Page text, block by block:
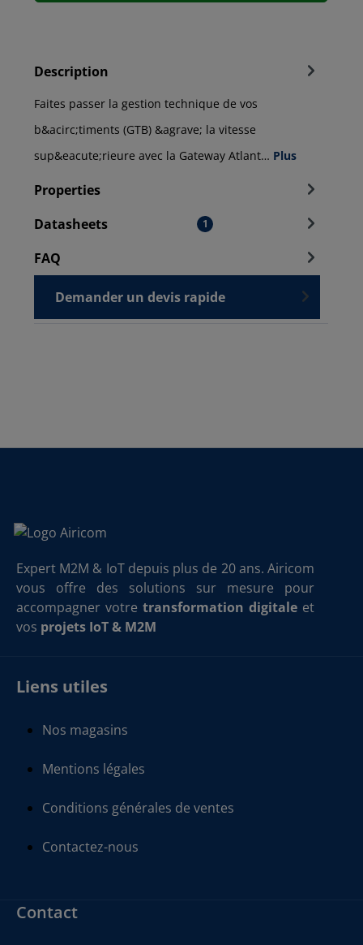
Description
Faites passer la gestion technique de vos
b&acirc;timents (GTB) &agrave; la vitesse
sup&eacute;rieure avec la Gateway Atlant… Plus
Properties
Datasheets
1
FAQ
Demander un devis rapide
Expert M2M & IoT depuis plus de 20 ans. Airicom
vous offre des solutions sur mesure pour
accompagner votre transformation digitale et
vos projets IoT & M2M
Liens utiles
Nos magasins
Mentions légales
Conditions générales de ventes
Contactez-nous
Contact